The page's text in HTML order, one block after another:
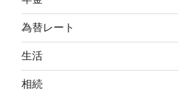
為替レート
生活
相続